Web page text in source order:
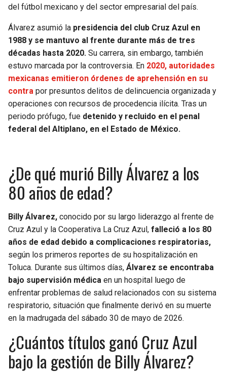
del fútbol mexicano y del sector empresarial del país.
Álvarez asumió la presidencia del club Cruz Azul en
1988 y se mantuvo al frente durante más de tres
décadas hasta 2020. Su carrera, sin embargo, también
estuvo marcada por la controversia. En 2020, autoridades
mexicanas emitieron órdenes de aprehensión en su
contra por presuntos delitos de delincuencia organizada y
operaciones con recursos de procedencia ilícita. Tras un
periodo prófugo, fue detenido y recluido en el penal
federal del Altiplano, en el Estado de México.
¿De qué murió Billy Álvarez a los
80 años de edad?
Billy Álvarez, conocido por su largo liderazgo al frente de
Cruz Azul y la Cooperativa La Cruz Azul, falleció a los 80
años de edad debido a complicaciones respiratorias,
según los primeros reportes de su hospitalización en
Toluca. Durante sus últimos días, Álvarez se encontraba
bajo supervisión médica en un hospital luego de
enfrentar problemas de salud relacionados con su sistema
respiratorio, situación que finalmente derivó en su muerte
en la madrugada del sábado 30 de mayo de 2026.
¿Cuántos títulos ganó Cruz Azul
bajo la gestión de Billy Álvarez?